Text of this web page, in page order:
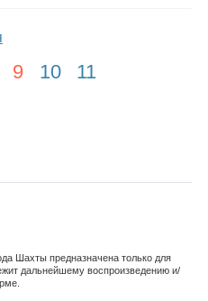
9 10 11
Шахты предназначена только для
дальнейшему воспроизведению и/